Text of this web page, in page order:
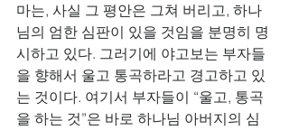
마는, 사실 그 평안은 그쳐 버리고, 하나
님의 엄한 심판이 있을 것임을 분명히 명
시하고 있다. 그러기에 야고보는 부자들
을 향해서 울고 통곡하라고 경고하고 있
는 것이다. 여기서 부자들이 “울고, 통곡
을 하는 것”은 바로 하나님 아버지의 심